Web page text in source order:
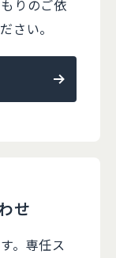
りのご依
さい。
せ
。 専任ス